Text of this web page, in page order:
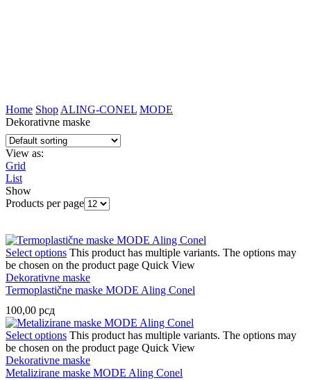
Home Shop ALING-CONEL MODE
Dekorativne maske
View as:
Grid
List
Show
Products per page
Select options This product has multiple variants. The options may
be chosen on the product page Quick View
Dekorativne maske
Termoplastične maske MODE Aling Conel
100,00 рсд
Select options This product has multiple variants. The options may
be chosen on the product page Quick View
Dekorativne maske
Metalizirane maske MODE Aling Conel